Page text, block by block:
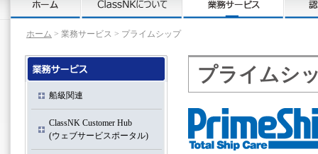
ホーム > 業務サービス > プライムシップ
プライムシ
船級関連
ClassNK Customer Hub
(ウェブサービスポータル)